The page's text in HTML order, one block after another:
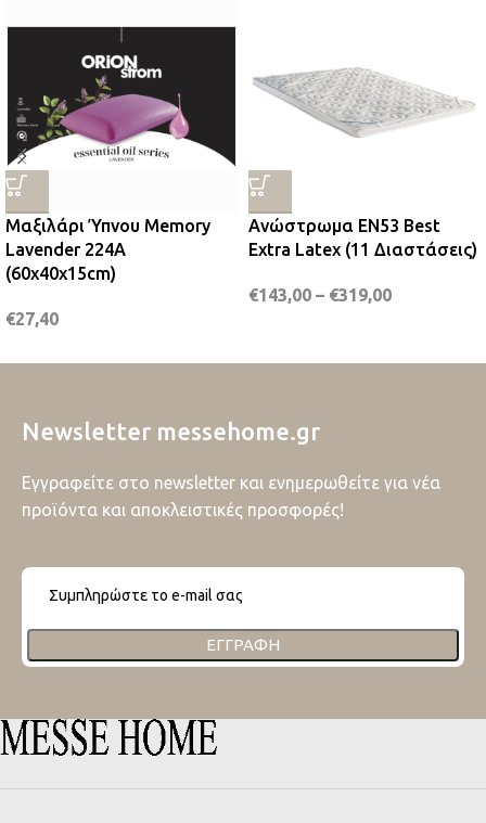
Μαξιλάρι Ύπνου Memory
Lavender 224Α
(60x40x15cm)
€27,40
Ανώστρωμα EN53 Best
Extra Latex (11 Διαστάσεις)
€143,00 – €319,00
Newsletter messehome.gr
Εγγραφείτε στο newsletter και ενημερωθείτε για νέα
προϊόντα και αποκλειστικές προσφορές!
ΕΓΓΡΑΦΉ